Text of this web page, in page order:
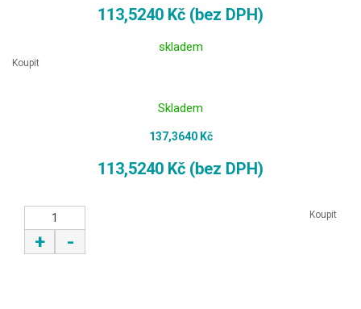
113,5240 Kč (bez DPH)
skladem
Koupit
Skladem
137,3640 Kč
113,5240 Kč (bez DPH)
+ -
Koupit